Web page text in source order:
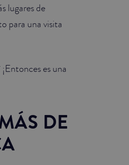
lugares de
para una visita
es una
DE